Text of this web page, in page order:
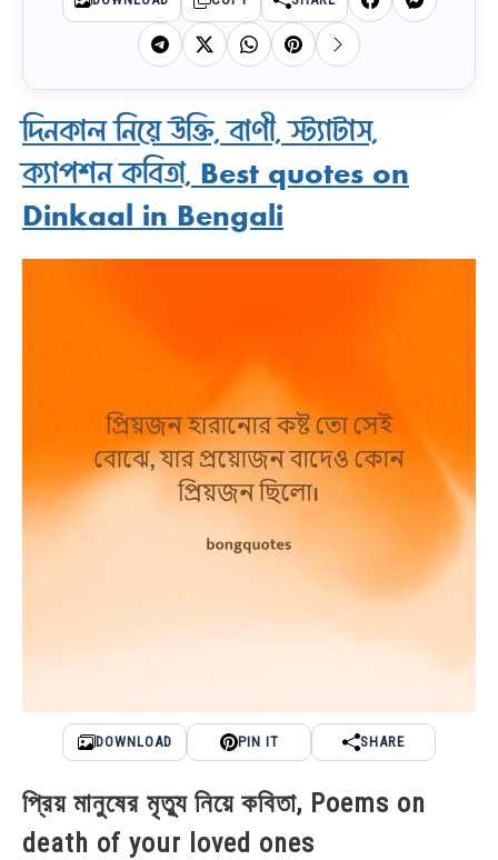
দিনকাল নিয়ে উক্তি, বাণী, স্ট্যাটাস,
ক্যাপশন কবিতা, Best quotes on
Dinkaal in Bengali
DOWNLOAD PIN IT SHARE
প্রিয় মানুষের মৃত্যু নিয়ে কবিতা, Poems on
death of your loved ones